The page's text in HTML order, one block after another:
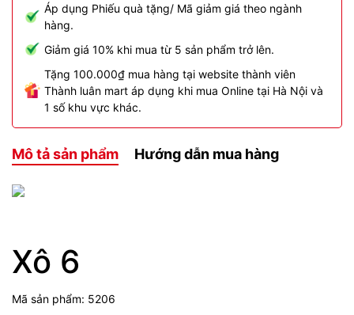
Áp dụng Phiếu quà tặng/ Mã giảm giá theo ngành
hàng.
Giảm giá 10% khi mua từ 5 sản phẩm trở lên.
Tặng 100.000₫ mua hàng tại website thành viên
Thành luân mart áp dụng khi mua Online tại Hà Nội và
1 số khu vực khác.
Mô tả sản phẩm Hướng dẫn mua hàng
Xô 6
Mã sản phẩm: 5206